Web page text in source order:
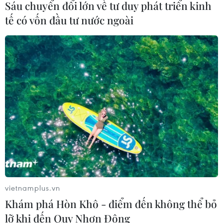
CƠ QUAN CHỦ QUẢN: THÔNG TẤN XÃ VIỆT NAM
Tổng Biên tập: TRẦN TIẾN DUẨN
Phó Tổng Biên tập: NGUYỄN THỊ TÁM, KHÚC THANH
THỦY
Sở hữu trí tuệ
Quy định sử dụng
RSS
Hỗ trợ
Ngôn ngữ
TTXVN
Dịch vụ tin
Quảng cáo
Liên hệ
Sáu chuyển đổi lớn về tư duy phát triển kinh
tế có vốn đầu tư nước ngoài
vietnamplus.vn
Khám phá Hòn Khô - điểm đến không thể bỏ
lỡ khi đến Quy Nhơn Đông